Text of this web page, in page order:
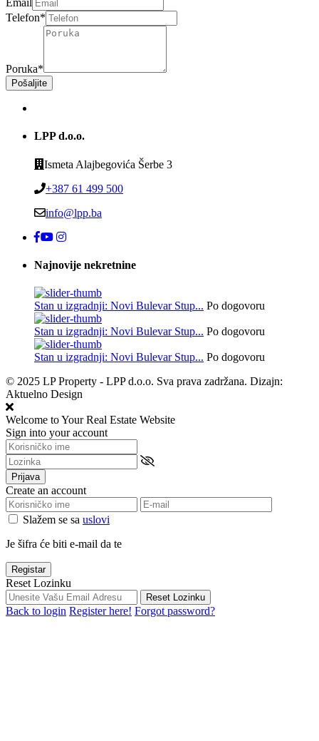
Email
Telefon*
Poruka*
Pošaljite
LPP d.o.o.
Ismeta Alajbegovića Šerbe 3
+387 61 499 500
info@lpp.ba
Najnovije nekretnine
Stan u izgradnji: Novi Bulevar Stup... Po dogovoru
Stan u izgradnji: Novi Bulevar Stup... Po dogovoru
Stan u izgradnji: Novi Bulevar Stup... Po dogovoru
© 2025 LP Property - LPP d.o.o. Sva prava zadržana. Dizajn:
Aktuelno Design
Welcome to Your Real Estate Website
Sign into your account
Prijava
Create an account
Slažem se sa uslovi
Je šifra će biti e-mail da te
Registar
Reset Lozinku
Reset Lozinku
Back to login Register here! Forgot password?